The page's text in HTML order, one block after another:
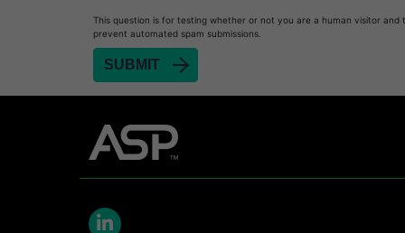
Heat Sealer HS 1000
Heat Sealer HS 2000
SEALSURE™​ Chemical Indicator (CI) Tape and
STERRAD™​ 100S System
STERRAD NX™​ System with ALLClear™​
This question is for testing whether or not you are a human visitor and
prevent automated spam submissions.